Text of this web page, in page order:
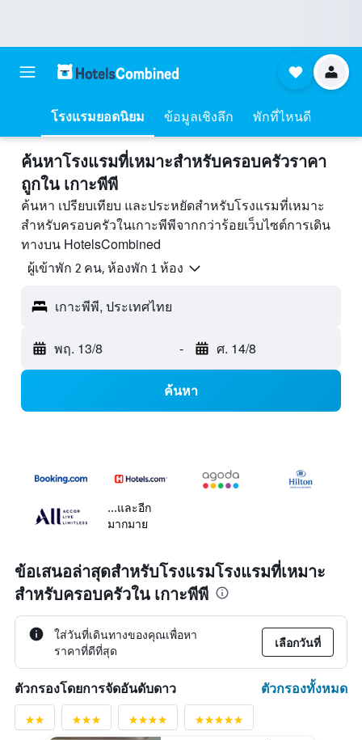
โรงแรมยอดนิยม ข้อมูลเชิงลึก พักที่ไหนดี
ค้นหาโรงแรมที่เหมาะสำหรับครอบครัวราคา
ถูกใน เกาะพีพี
ค้นหา เปรียบเทียบ และประหยัดสำหรับโรงแรมที่เหมาะ
สำหรับครอบครัวในเกาะพีพีจากกว่าร้อยเว็บไซต์การเดิน
ทางบน HotelsCombined
ผู้เข้าพัก 2 คน, ห้องพัก 1 ห้อง
เกาะพีพี, ประเทศไทย
พฤ. 13/8 - ศ. 14/8
ค้นหา
...และอีก
มากมาย
ข้อเสนอล่าสุดสำหรับโรงแรมโรงแรมที่เหมาะ
สำหรับครอบครัวใน เกาะพีพี
ใส่วันที่เดินทางของคุณเพื่อหา
ราคาที่ดีที่สุด
เลือกวันที่
ตัวกรองโดยการจัดอันดับดาว ตัวกรองทั้งหมด